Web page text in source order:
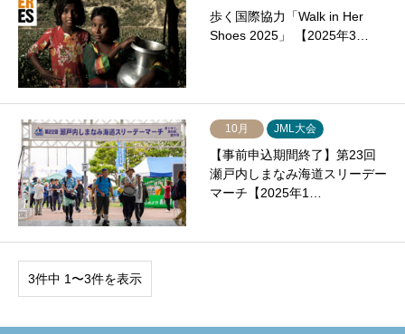
歩く国際協力「Walk in Her
Shoes 2025」 【2025年3…
10月 JML大会
【事前申込期間終了】第23回
瀬戸内しまなみ海道スリーデー
マーチ【2025年1…
3件中 1〜3件を表示